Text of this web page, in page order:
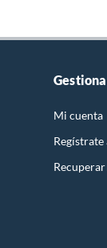
Cabina
Termas
Duchas
Termas
Mi cuenta
Regístrate